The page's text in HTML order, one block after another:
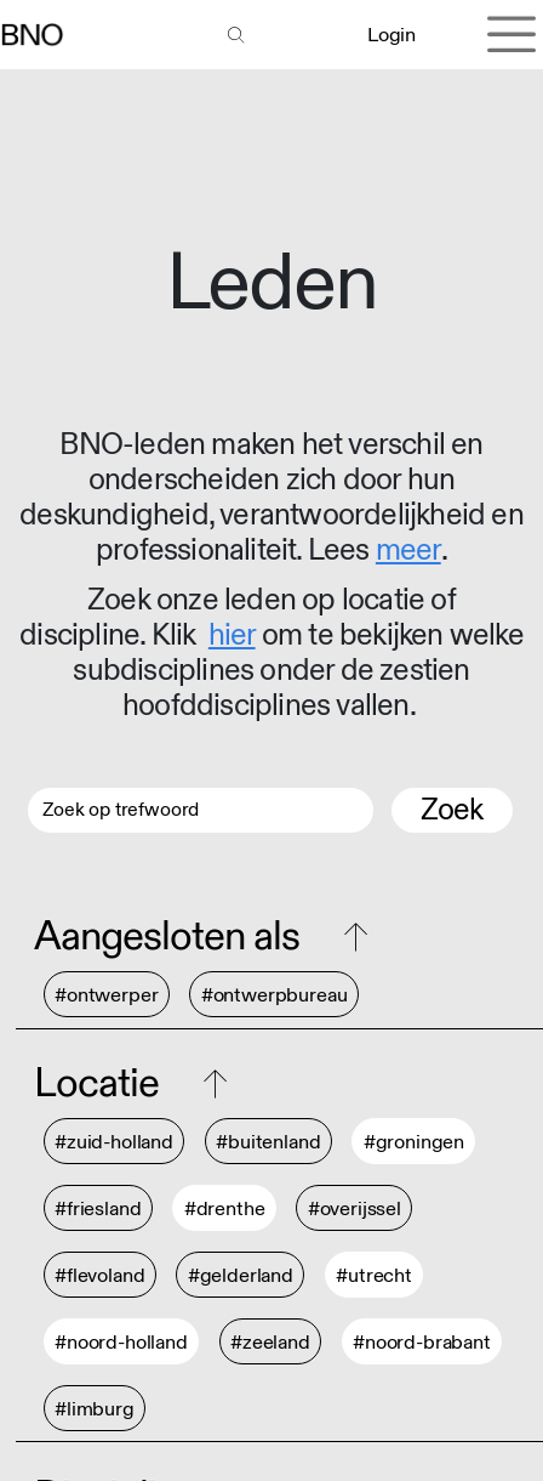
Login
Leden
BNO-leden maken het verschil en
onderscheiden zich door hun
deskundigheid, verantwoordelijkheid en
professionaliteit. Lees meer.
Zoek onze leden op locatie of
discipline. Klik hierom te bekijken welke
subdisciplines onder de zestien
hoofddisciplines vallen.
Zoek
Aangesloten als
#ontwerper #ontwerpbureau
Locatie
#zuid-holland #buitenland #groningen
#friesland #drenthe #overijssel
#flevoland #gelderland #utrecht
#noord-holland #zeeland #noord-brabant
#limburg